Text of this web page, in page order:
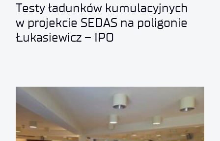
Testy ładunków kumulacyjnych
w projekcie SEDAS na poligonie
Łukasiewicz – IPO